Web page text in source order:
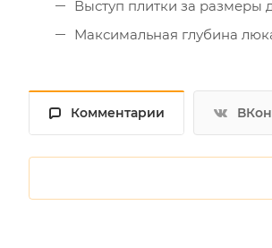
Выступ плитки за размеры
Максимальная глубина
Комментарии